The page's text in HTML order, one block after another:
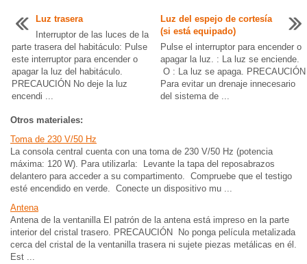
Luz trasera
Interruptor de las luces de la
parte trasera del habitáculo: Pulse
este interruptor para encender o
apagar la luz del habitáculo.
PRECAUCIÓN No deje la luz
encendi ...
Luz del espejo de cortesía
(si está equipado)
Pulse el interruptor para encender o
apagar la luz. : La luz se enciende.
O : La luz se apaga. PRECAUCIÓN
Para evitar un drenaje innecesario
del sistema de ...
Otros materiales:
Toma de 230 V/50 Hz
La consola central cuenta con una toma de 230 V/50 Hz (potencia
máxima: 120 W). Para utilizarla: Levante la tapa del reposabrazos
delantero para acceder a su compartimento. Compruebe que el testigo
esté encendido en verde. Conecte un dispositivo mu ...
Antena
Antena de la ventanilla El patrón de la antena está impreso en la parte
interior del cristal trasero. PRECAUCIÓN No ponga película metalizada
cerca del cristal de la ventanilla trasera ni sujete piezas metálicas en él.
Est ...